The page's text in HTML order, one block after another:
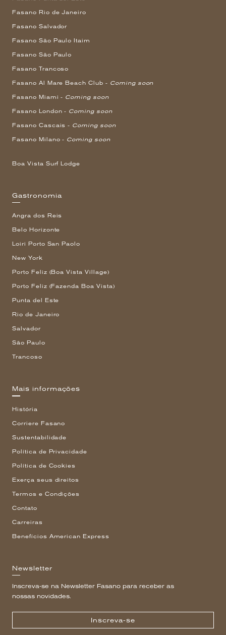
Fasano Rio de Janeiro
Fasano Salvador
Fasano São Paulo Itaim
Fasano São Paulo
Fasano Trancoso
Fasano Al Mare Beach Club - Coming soon
Fasano Miami - Coming soon
Fasano London - Coming soon
Fasano Cascais - Coming soon
Fasano Milano - Coming soon
Boa Vista Surf Lodge
Gastronomia
Angra dos Reis
Belo Horizonte
Loiri Porto San Paolo
New York
Porto Feliz (Boa Vista Village)
Porto Feliz (Fazenda Boa Vista)
Punta del Este
Rio de Janeiro
Salvador
São Paulo
Trancoso
Mais informações
História
Corriere Fasano
Sustentabilidade
Política de Privacidade
Política de Cookies
Exerça seus direitos
Termos e Condições
Contato
Carreiras
Benefícios American Express
Newsletter
Inscreva-se na Newsletter Fasano para receber as
nossas novidades.
Inscreva-se